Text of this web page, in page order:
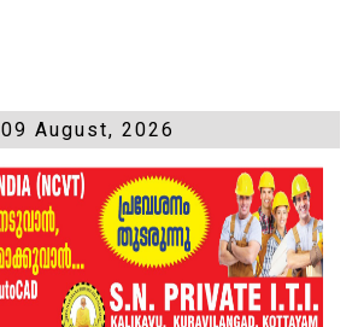
09 August, 2026